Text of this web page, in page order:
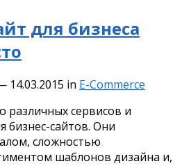
для бизнеса
14.03.2015 in E-Commerce
различных сервисов и
бизнес-сайтов. Они
сложностью
шаблонов дизайна и,